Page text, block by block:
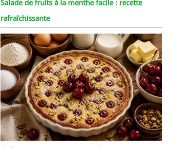
Salade de fruits à la menthe facile : recette
rafraîchissante